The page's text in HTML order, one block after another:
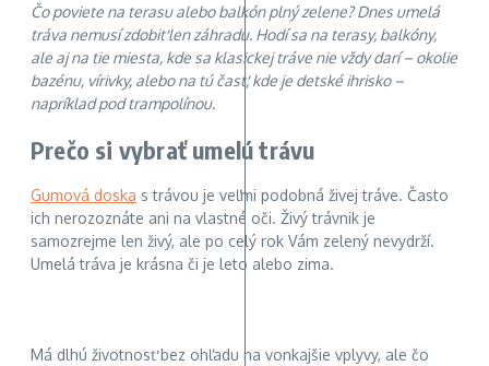
Čo poviete na terasu alebo balkón plný zelene? Dnes umelá
tráva nemusí zdobiť len záhradu. Hodí sa na terasy, balkóny,
ale aj na tie miesta, kde sa klasickej tráve nie vždy darí – okolie
bazénu, vírivky, alebo na tú časť, kde je detské ihrisko –
napríklad pod trampolínou.
Prečo si vybrať umelú trávu
Gumová doska s trávou je veľmi podobná živej tráve. Často
ich nerozoznáte ani na vlastné oči. Živý trávnik je
samozrejme len živý, ale po celý rok Vám zelený nevydrží.
Umelá tráva je krásna či je leto alebo zima.
Má dlhú životnosť bez ohľadu na vonkajšie vplyvy, ale čo